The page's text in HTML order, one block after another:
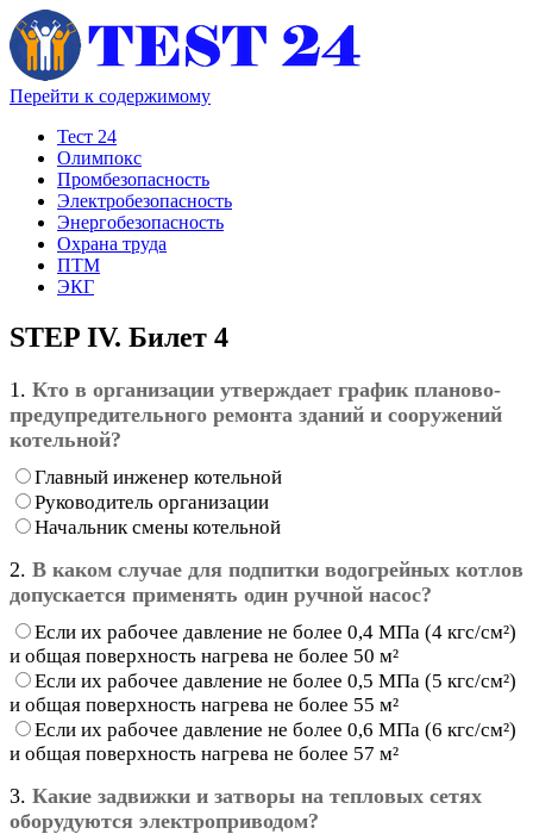
Перейти к содержимому
Тест 24
Олимпокс
Промбезопасность
Электробезопасность
Энергобезопасность
Охрана труда
ПТМ
ЭКГ
STEP IV. Билет 4
1. Кто в организации утверждает график планово-
предупредительного ремонта зданий и сооружений
котельной?
Главный инженер котельной
Руководитель организации
Начальник смены котельной
2. В каком случае для подпитки водогрейных котлов
допускается применять один ручной насос?
Если их рабочее давление не более 0,4 МПа (4 кгс/см²)
и общая поверхность нагрева не более 50 м²
Если их рабочее давление не более 0,5 МПа (5 кгс/см²)
и общая поверхность нагрева не более 55 м²
Если их рабочее давление не более 0,6 МПа (6 кгс/см²)
и общая поверхность нагрева не более 57 м²
3. Какие задвижки и затворы на тепловых сетях
оборудуются электроприводом?